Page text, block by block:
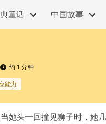
童话 中国故事
约 1 分钟
能力
她头一回撞见狮子时，她